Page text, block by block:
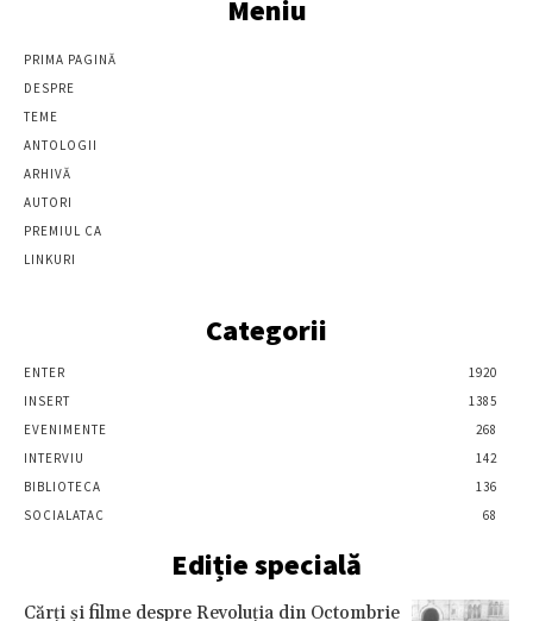
Meniu
PRIMA PAGINĂ
DESPRE
TEME
ANTOLOGII
ARHIVĂ
AUTORI
PREMIUL CA
LINKURI
Categorii
ENTER
1920
INSERT
1385
EVENIMENTE
268
INTERVIU
142
BIBLIOTECA
136
SOCIALATAC
68
Ediție specială
Cărţi şi filme despre Revoluţia din Octombrie